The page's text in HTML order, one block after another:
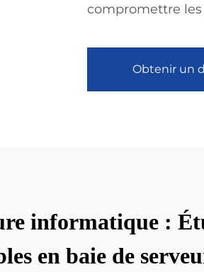
compromettre
Obtenir un
informatique :
en baie de